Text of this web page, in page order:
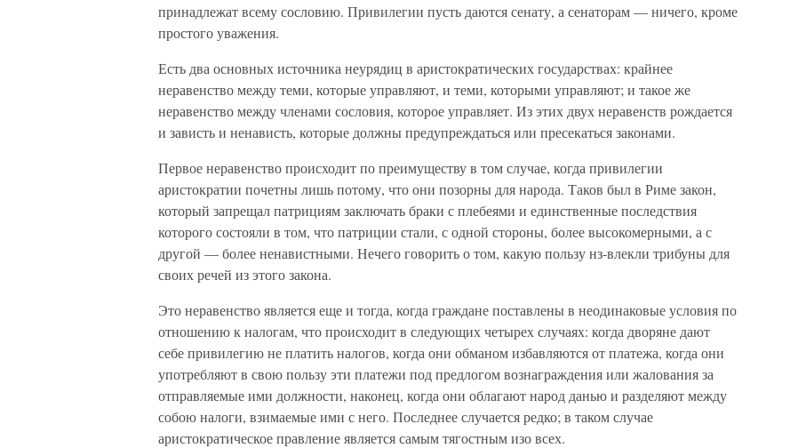
принадлежат всему сословию. Привилегии пусть даются сенату, а сенаторам — ничего, кроме
простого уважения.
Есть два основных источника неурядиц в аристократических государствах: крайнее
неравенство между теми, которые управляют, и теми, которыми управляют; и такое же
неравенство между членами сословия, которое управляет. Из этих двух неравенств рождается
и зависть и ненависть, которые должны предупреждаться или пресекаться законами.
Первое неравенство происходит по преимуществу в том случае, когда привилегии
аристократии почетны лишь потому, что они позорны для народа. Таков был в Риме закон,
который запрещал патрициям заключать браки с плебеями и единственные последствия
которого состояли в том, что патриции стали, с одной стороны, более высокомерными, а с
другой — более ненавистными. Нечего говорить о том, какую пользу нз-влекли трибуны для
своих речей из этого закона.
Это неравенство является еще и тогда, когда граждане поставлены в неодинаковые условия по
отношению к налогам, что происходит в следующих четырех случаях: когда дворяне дают
себе привилегию не платить налогов, когда они обманом избавляются от платежа, когда они
употребляют в свою пользу эти платежи под предлогом вознаграждения или жалования за
отправляемые ими должности, наконец, когда они облагают народ данью и разделяют между
собою налоги, взимаемые ими с него. Последнее случается редко; в таком случае
аристократическое правление является самым тягостным изо всех.